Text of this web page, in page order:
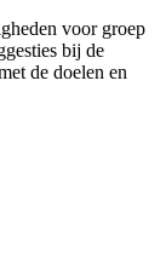
voor groep
bij de
de doelen en